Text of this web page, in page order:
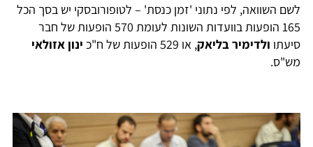
לשם השוואה, לפי נתוני 'זמן כנסת' – לטופורובסקי יש בסך הכל
165 הופעות בוועדות השונות לעומת 570 הופעות של חבר
סיעתו ולדימיר בליאק, או 529 הופעות של ח"כ
ינון אזולאי
מש"ס.